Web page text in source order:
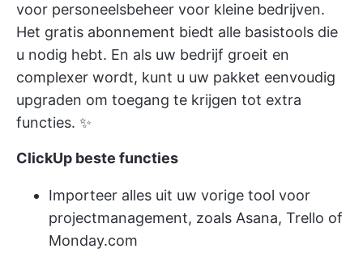
voor personeelsbeheer voor kleine bedrijven.
Het gratis abonnement biedt alle basistools die
u nodig hebt. En als uw bedrijf groeit en
complexer wordt, kunt u uw pakket eenvoudig
upgraden om toegang te krijgen tot extra
functies. ✨
ClickUp beste functies
Importeer alles uit uw vorige tool voor
projectmanagement, zoals Asana, Trello of
Monday.com